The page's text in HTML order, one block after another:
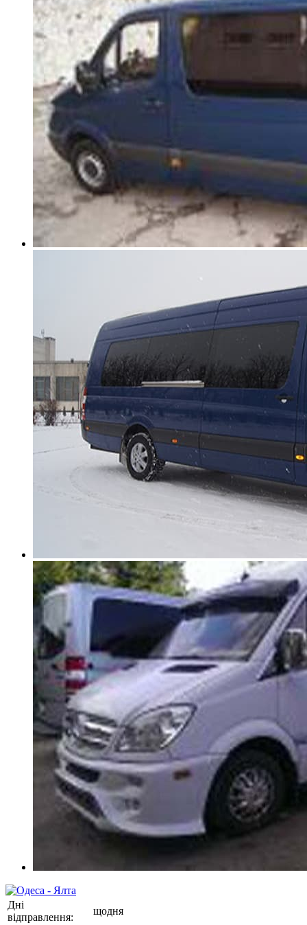
Дні
відправлення:
щодня